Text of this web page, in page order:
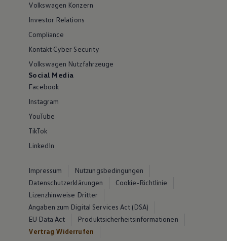
Volkswagen Konzern
Investor Relations
Compliance
Kontakt Cyber Security
Volkswagen Nutzfahrzeuge
Social Media
Facebook
Instagram
YouTube
TikTok
LinkedIn
Impressum
Nutzungsbedingungen
Datenschutzerklärungen
Cookie-Richtlinie
Lizenzhinweise Dritter
Angaben zum Digital Services Act (DSA)
EU Data Act
Produktsicherheitsinformationen
Vertrag Widerrufen